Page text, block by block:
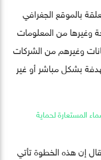
بالموقع الجغرافي
وغيرها من المعلومات
وغيرهم من الشركات
بشكل مباشر أو غير
المستعارة لحماية
إن هذه الخطوة تأتي